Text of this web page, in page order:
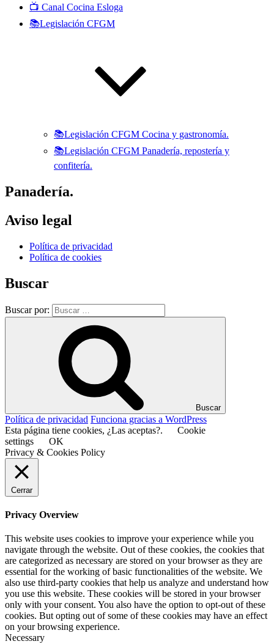
📺 Canal Cocina Esloga
📚Legislación CFGM
📚Legislación CFGM Cocina y gastronomía.
📚Legislación CFGM Panadería, repostería y
confitería.
Panadería.
Aviso legal
Política de privacidad
Política de cookies
Buscar
Buscar por:
Buscar
Política de privacidad Funciona gracias a WordPress
Esta página tiene cookies, ¿Las aceptas?.
Cookie
settings
OK
Privacy & Cookies Policy
Cerrar
Privacy Overview
This website uses cookies to improve your experience while you
navigate through the website. Out of these cookies, the cookies that
are categorized as necessary are stored on your browser as they are
essential for the working of basic functionalities of the website. We
also use third-party cookies that help us analyze and understand how
you use this website. These cookies will be stored in your browser
only with your consent. You also have the option to opt-out of these
cookies. But opting out of some of these cookies may have an effect
on your browsing experience.
Necessary